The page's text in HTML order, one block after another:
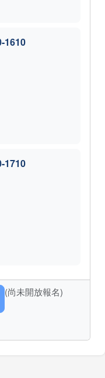
1610
1710
(尚未開放報名)